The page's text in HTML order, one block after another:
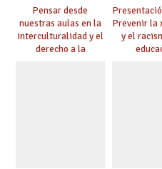
Pensar desde
nuestras aulas en la
interculturalidad y el
derecho a la
Prevenir la
y el